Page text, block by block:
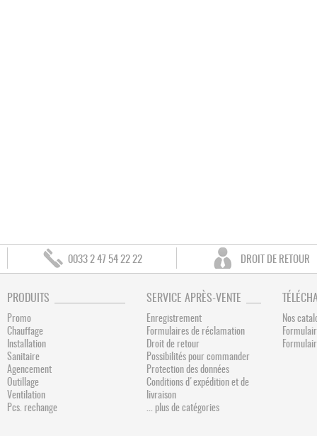
0033 2 47 54 22 22 DROIT DE RETOUR
PRODUITS
Promo
Chauffage
Installation
Sanitaire
Agencement
Outillage
Ventilation
Pcs. rechange
SERVICE APRÈS-VENTE
Enregistrement
Formulaires de réclamation
Droit de retour
Possibilités pour commander
Protection des données
Conditions d'expédition et de
livraison
... plus de catégories
Nos